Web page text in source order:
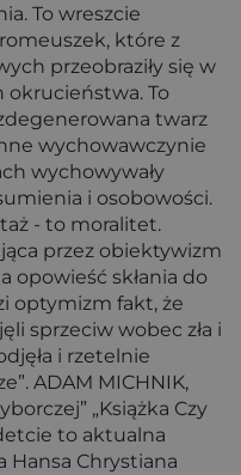
To wreszcie
które z
przeobraziły się w
okrucieństwa. To
twarz
wychowawczynie
wychowywały
i osobowości.
- to moralitet.
przez obiektywizm
opowieść skłania do
optymizm fakt, że
sprzeciw wobec zła i
i rzetelnie
ADAM MICHNIK,
„Książka Czy
to aktualna
Hansa Chrystiana